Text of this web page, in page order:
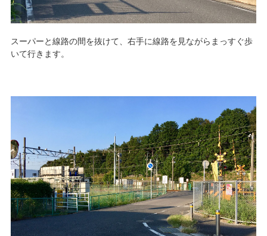
スーパーと線路の間を抜けて、右手に線路を見ながらまっすぐ歩
いて行きます。